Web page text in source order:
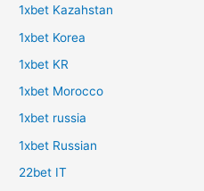
1xbet Kazahstan
1xbet Korea
1xbet KR
1xbet Morocco
1xbet russia
1xbet Russian
22bet IT